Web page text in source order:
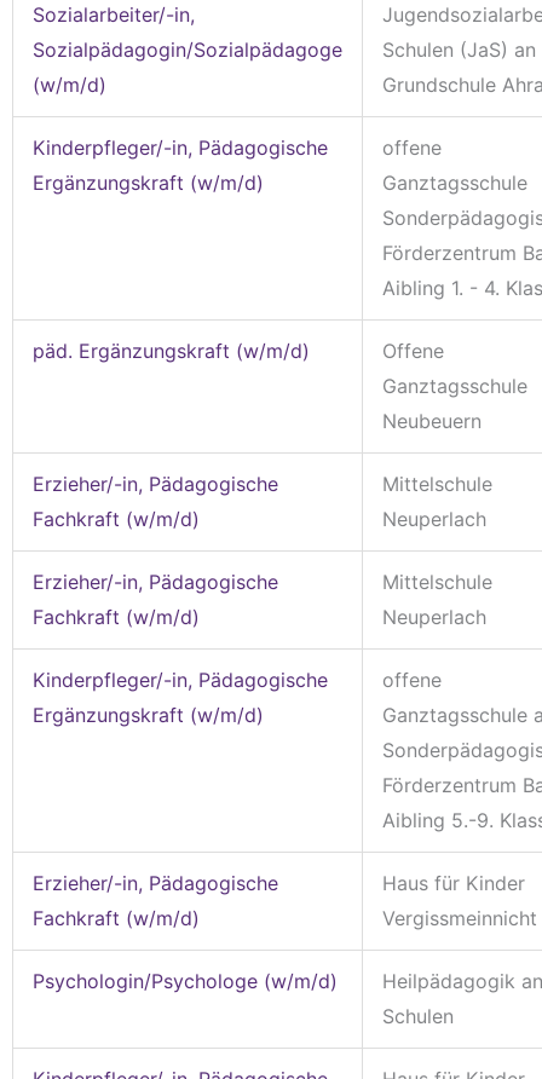
Sozialarbeiter/-in,
Sozialpädagogin/Sozialpädagoge
(w/m/d)
Schulen (JaS)
Grundschule
Kinderpfleger/-in, Pädagogische
Ergänzungskraft (w/m/d)
offene
Ganztagsschule
Förderzentrum
Aibling 1. - 4.
päd. Ergänzungskraft (w/m/d)
Offene
Ganztagsschule
Neubeuern
Erzieher/-in, Pädagogische
Fachkraft (w/m/d)
Mittelschule
Neuperlach
Erzieher/-in, Pädagogische
Fachkraft (w/m/d)
Mittelschule
Neuperlach
Kinderpfleger/-in, Pädagogische
Ergänzungskraft (w/m/d)
offene
Ganztagsschule
Förderzentrum
Aibling 5.-9.
Erzieher/-in, Pädagogische
Fachkraft (w/m/d)
Haus für Kinder
Vergissmeinnicht
Psychologin/Psychologe (w/m/d)
Heilpädagogik an
Schulen